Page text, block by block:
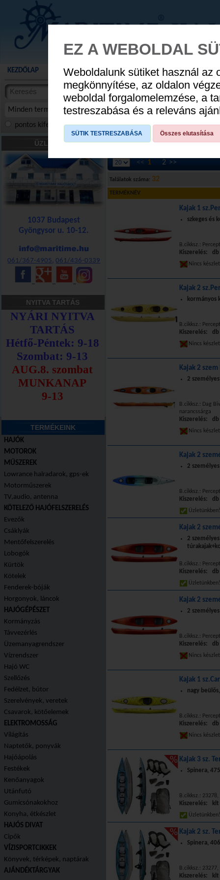
AUGUSZTUS
KEZDŐLAP AKCIÓS TERMÉKEK WEBÁRUHÁZ HÍREK
Minden termék
termékekben
cikkekben
pontos kifejezés összes szóra szóra, szótöredék
ÜZLETÜNK
1037 Budapest
Gyöngysor u. 10-12.
061/367-4905,061/436-0339
NYITVA TARTÁS
TERMÉKEINK
HAJÓK
MOTOROK
MŰSZEREK
Lowrance halradarok, gps-ek
Motorműszerek
TV,audio, antenna
KÖTELEZŐ HAJÓFELSZERELÉS
Evezők
Csáklyák
Mentőfelszerelés
Lobogók
Kürtök
Kötelek
Fenderek-bóják
Horgonyok, láncok
HAJÓGÉPÉSZET
Kormányzás
Távvezérlés
Üzemanyagrendszer
Vízrendszer
Hajó WC
Szellőzés
Fedélzet, bútor
Szerelvények, veretek
Csavarok, kötőelemek
ELEKTROMOSSÁG
Világítás
Naptetők, ponyvák
Hajóápolás
Festékek
Kenőanyagok
Utánfutó
Gumicsónakokhoz
Konyha, étkészlet
HAJÓS DIVAT
Cipők
VÍZISPORTCIKKEK
Könyvek, térképek, naptárak
AJÁNDÉKTÁRGYAK
HAJÓK»Kajak-kenu-SUP»Kajakok
<< 1 2 >>
Találatok száma: 32
TERMÉKNÉV
Kajak 1
szkeges és
B.cikksz.:
Kiszerelés: db
Nincs
Kajak 2
kormányos
B.cikksz.:
Kiszerelés: db
Nincs
Kajak 2
2
B.cikksz.: Dag
narancssárga
Kiszerelés: db
Nincs
Kajak 2
2
B.cikksz.:
Kiszerelés: db
Kajak 2
2 személyes
B.cikksz.:
Kiszerelés: db
Kajak 2
2
B.cikksz.:
Kiszerelés: db
Nincs
Kajak 1
nagy
B.cikksz.:
Kiszerelés: db
Nincs
Kajak 3 sz.
Spinera,
B.cikksz.:
Kiszerelés: klt
Kajak 2 sz.
Spinera,
B.cikksz.:
Kiszerelés: klt
EZ A WEBOLDAL
Weboldalunk sütiket használ az
megkönnyítése, az oldalon
weboldal forgalomelemzése, a
testreszabása és a releváns
SÜTIK TESTRESZABÁSA Összes elutasítása